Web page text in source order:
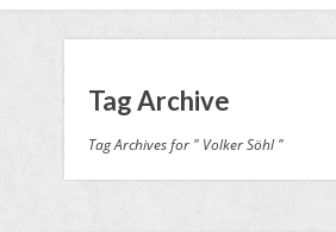
Tag Archive
Tag Archives for " Volker Söhl "